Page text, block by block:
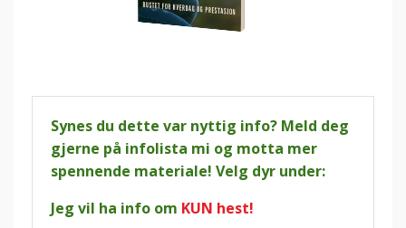
Synes du dette var nyttig info? Meld deg
gjerne på infolista mi og motta mer
spennende materiale! Velg dyr under:
Jeg vil ha info om KUN hest!